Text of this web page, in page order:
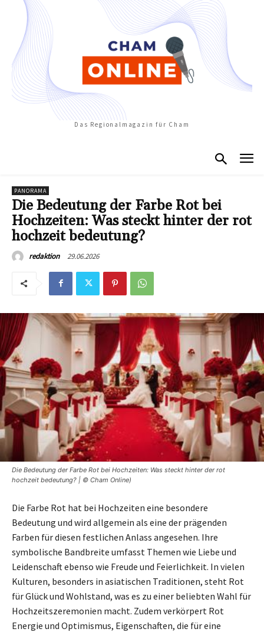
Das Regionalmagazin für Cham
PANORAMA
Die Bedeutung der Farbe Rot bei
Hochzeiten: Was steckt hinter der rot
hochzeit bedeutung?
redaktion 29.06.2026
Die Bedeutung der Farbe Rot bei Hochzeiten: Was steckt hinter der rot
hochzeit bedeutung? | © Cham Online)
Die Farbe Rot hat bei Hochzeiten eine besondere
Bedeutung und wird allgemein als eine der prägenden
Farben für diesen festlichen Anlass angesehen. Ihre
symbolische Bandbreite umfasst Themen wie Liebe und
Leidenschaft ebenso wie Freude und Feierlichkeit. In vielen
Kulturen, besonders in asiatischen Traditionen, steht Rot
für Glück und Wohlstand, was es zu einer beliebten Wahl für
Hochzeitszeremonien macht. Zudem verkörpert Rot
Energie und Optimismus, Eigenschaften, die für eine